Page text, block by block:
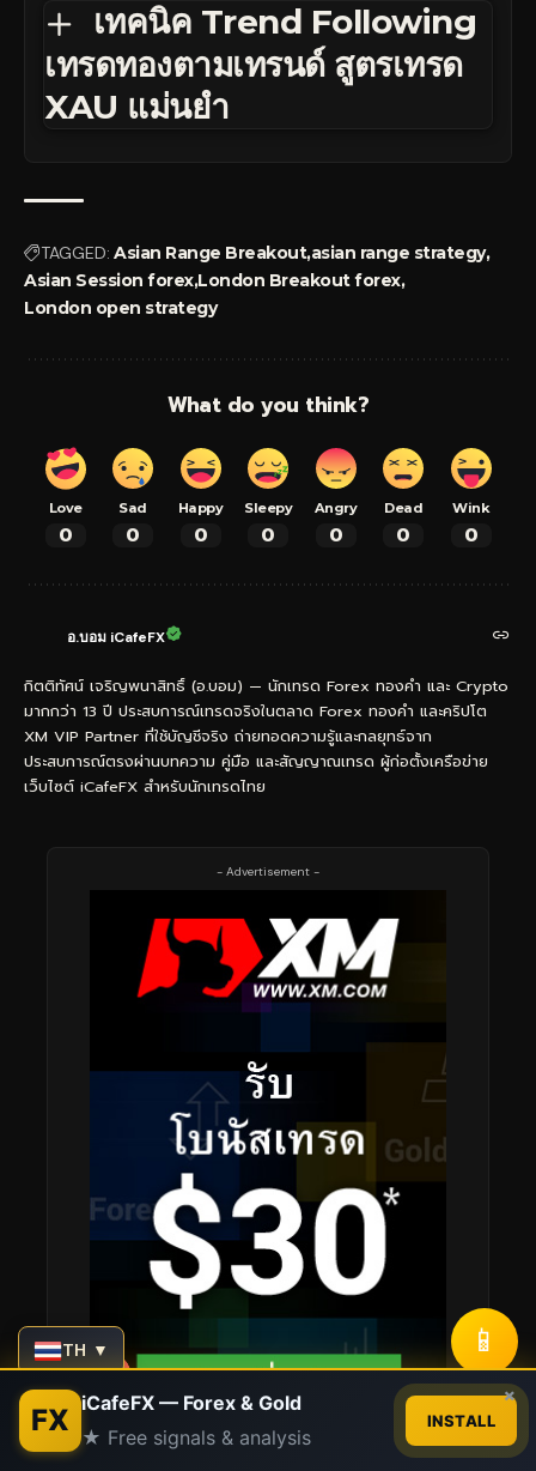
เทคนิค Trend Following
เทรดทองตามเทรนด์ สูตรเทรด
XAU แม่นยำ
TAGGED: Asian Range Breakoutasian range strategy
Asian Session forexLondon Breakout forex
London open strategy
What do you think?
Love
0
Sad
0
Happy
0
Sleepy
0
Angry
0
Dead
0
Wink
0
อ.บอม iCafeFX
กิตติทัศน์ เจริญพนาสิทธิ์ (อ.บอม) — นักเทรด Forex ทองคำ และ Crypto
มากกว่า 13 ปี ประสบการณ์เทรดจริงในตลาด Forex ทองคำ และคริปโต
XM VIP Partner ที่ใช้บัญชีจริง ถ่ายทอดความรู้และกลยุทธ์จาก
ประสบการณ์ตรงผ่านบทความ คู่มือ และสัญญาณเทรด ผู้ก่อตั้งเครือข่าย
เว็บไซต์ iCafeFX สำหรับนักเทรดไทย
- Advertisement -
TH ▼ 📱
FX iCafeFX — Forex & Gold
★ Free signals & analysis
INSTALL
×
Contact us
Open